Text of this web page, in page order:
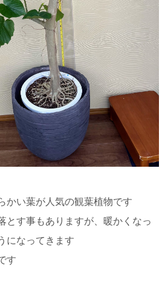
かい葉が人気の観葉植物です
とす事もありますが、暖かくなっ
になってきます
す